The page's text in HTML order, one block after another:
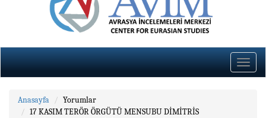
Toggle
Anasayfa
Yorumlar
17 KASIM TERÖR ÖRGÜTÜ MENSUBU DİMİTRİS